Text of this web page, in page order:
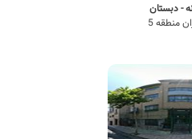
- دبستان
منطقه 5